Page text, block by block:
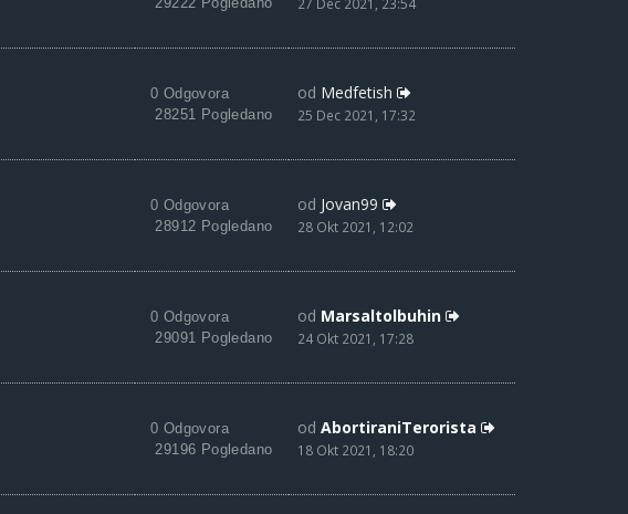
0 Odgovora
28251 Pogledano
od Medfetish
25 Dec 2021, 17:32
0 Odgovora
28912 Pogledano
od Jovan99
28 Okt 2021, 12:02
0 Odgovora
29091 Pogledano
od Marsaltolbuhin
24 Okt 2021, 17:28
0 Odgovora
29196 Pogledano
od AbortiraniTerorista
18 Okt 2021, 18:20